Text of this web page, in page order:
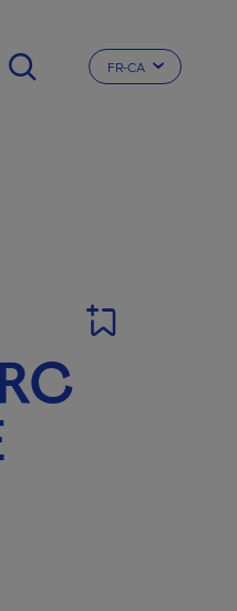
CHANGER LA
FR-CA